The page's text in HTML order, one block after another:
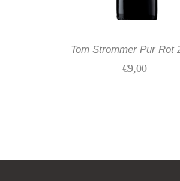
Tom Strommer Pur Rot
€9,00